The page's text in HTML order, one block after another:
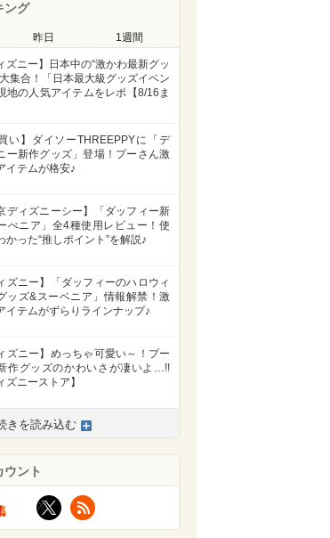
ング
昨日 1週間
ズニー】日本中の“激かわ最新グッ
集合！「日本最大級グッズイベン
地の人気アイテムをレポ【8/16ま
買い】ダイソーTHREEPPYに「デ
ー新作グッズ」登場！プーさん激
イテムが格安♪
ディズニーシー】「ダッフィー新
べニア」全4種使用レビュー！使
かった“推しポイント”を解説♪
ズニー】「ダッフィーのハロウィ
ッズ&スーベニア」情報解禁！激
イテムがずらりラインナップ♪
ズニー】めっちゃ可愛い～！プー
作グッズのかわいさが凄いよ…!!
ズニーストア】
きを読み込む
ウント
X